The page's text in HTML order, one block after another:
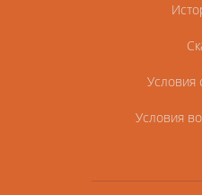
Условия
Условия